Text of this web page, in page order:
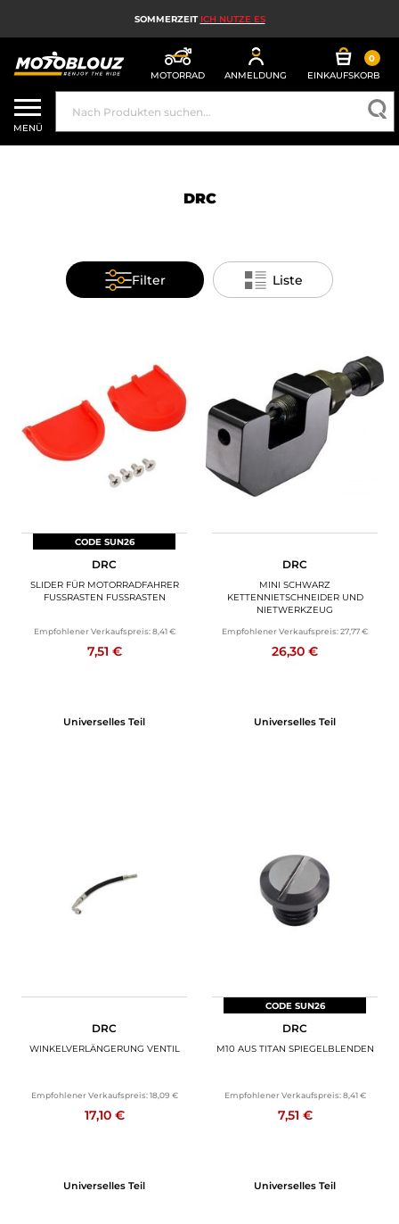
SOMMERZEIT ICH NUTZE ES
MOTORRAD ANMELDUNG
0
EINKAUFSKORB
MOTORRADHELM
MOTORRADAUSRÜSTUNG FÜR HERREN
MOTORRAD-AIRBAG
MOTORRADZUBEHÖR
MOTORRADGEPÄCK
SPORTBEKLEIDUNG
SPEZIELLE ANGEBOTE UND SONDERAKTIONEN
GESCHENKKARTEN
KONTAKTIEREN SIE UNS
MENÜ
DRC
Filter Liste
CODE SUN26
DRC
SLIDER FÜR MOTORRADFAHRER
FUSSRASTEN FUSSRASTEN
Empfohlener Verkaufspreis: 8,41 €
7,51 €
Universelles Teil
DRC
MINI SCHWARZ
KETTENNIETSCHNEIDER UND
NIETWERKZEUG
Empfohlener Verkaufspreis:27,77 €
26,30 €
Universelles Teil
DRC
WINKELVERLÄNGERUNG VENTIL
Empfohlener Verkaufspreis: 18,09 €
17,10 €
Universelles Teil
CODE SUN26
DRC
M10 AUS TITAN SPIEGELBLENDEN
Empfohlener Verkaufspreis: 8,41 €
7,51 €
Universelles Teil